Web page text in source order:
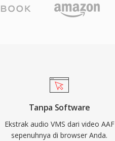
Tanpa Software
Ekstrak audio VMS dari video AAF
sepenuhnya di browser Anda.